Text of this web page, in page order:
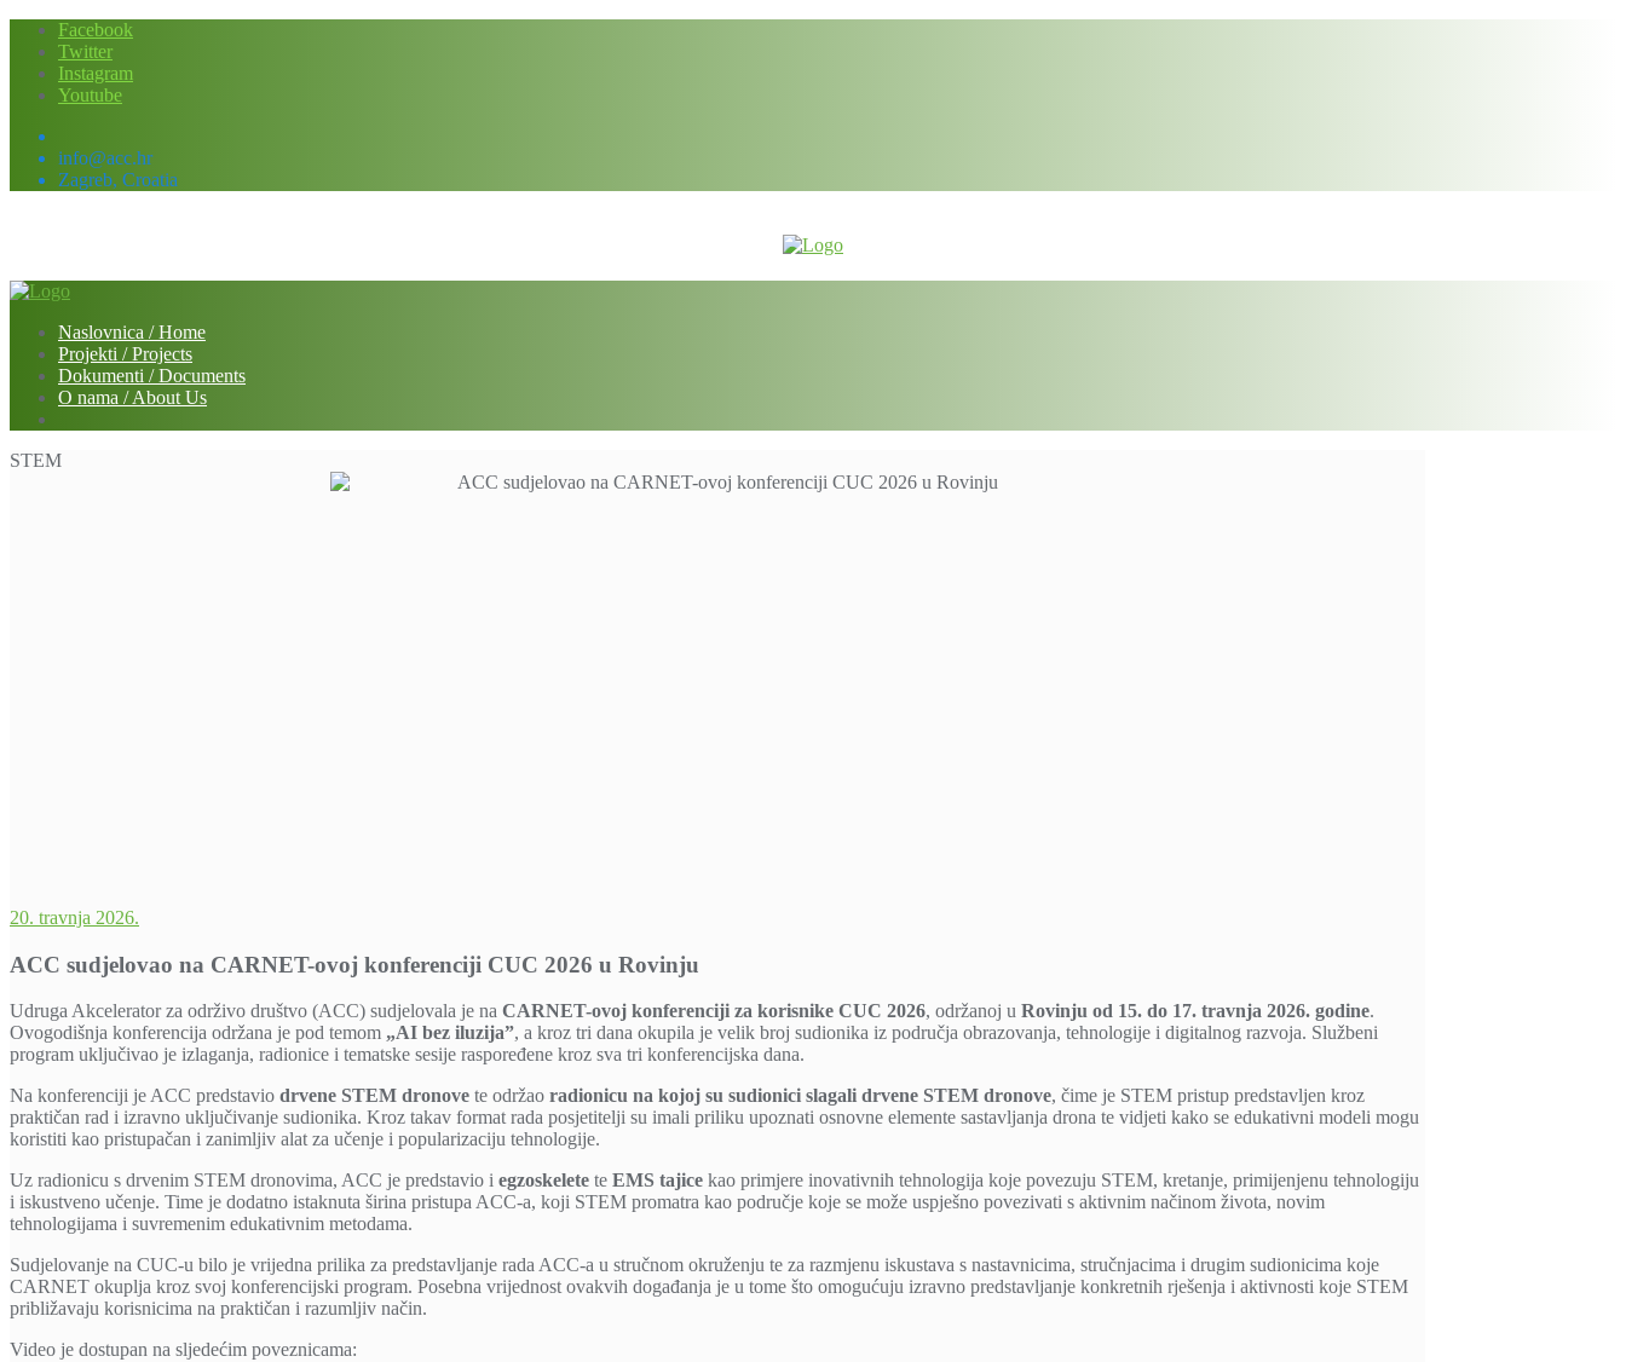
Skip
content
Facebook
Twitter
Instagram
Youtube
info@acc.hr
Zagreb, Croatia
Naslovnica / Home
Projekti / Projects
Dokumenti / Documents
O nama / About Us
STEM
20. travnja 2026.
ACC sudjelovao na CARNET-ovoj konferenciji CUC 2026 u Rovinju
Udruga Akcelerator za održivo društvo (ACC) sudjelovala je na CARNET-ovoj konferenciji za korisnike CUC 2026, održanoj u Rovinju od 15. do 17. travnja 2026. godine.
Ovogodišnja konferencija održana je pod temom „AI bez iluzija”, a kroz tri dana okupila je velik broj sudionika iz područja obrazovanja, tehnologije i digitalnog razvoja. Službeni
program uključivao je izlaganja, radionice i tematske sesije raspoređene kroz sva tri konferencijska dana.
Na konferenciji je ACC predstavio drvene STEM dronove te održao radionicu na kojoj su sudionici slagali drvene STEM dronove, čime je STEM pristup predstavljen kroz
praktičan rad i izravno uključivanje sudionika. Kroz takav format rada posjetitelji su imali priliku upoznati osnovne elemente sastavljanja drona te vidjeti kako se edukativni modeli mogu
koristiti kao pristupačan i zanimljiv alat za učenje i popularizaciju tehnologije.
Uz radionicu s drvenim STEM dronovima, ACC je predstavio i egzoskelete te EMS tajice kao primjere inovativnih tehnologija koje povezuju STEM, kretanje, primijenjenu tehnologiju
i iskustveno učenje. Time je dodatno istaknuta širina pristupa ACC-a, koji STEM promatra kao područje koje se može uspješno povezivati s aktivnim načinom života, novim
tehnologijama i suvremenim edukativnim metodama.
Sudjelovanje na CUC-u bilo je vrijedna prilika za predstavljanje rada ACC-a u stručnom okruženju te za razmjenu iskustava s nastavnicima, stručnjacima i drugim sudionicima koje
CARNET okuplja kroz svoj konferencijski program. Posebna vrijednost ovakvih događanja je u tome što omogućuju izravno predstavljanje konkretnih rješenja i aktivnosti koje STEM
približavaju korisnicima na praktičan i razumljiv način.
Video je dostupan na sljedećim poveznicama: